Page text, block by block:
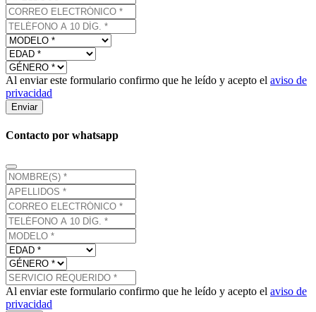
Al enviar este formulario confirmo que he leído y acepto el aviso de
privacidad
Enviar
Contacto por whatsapp
Al enviar este formulario confirmo que he leído y acepto el aviso de
privacidad